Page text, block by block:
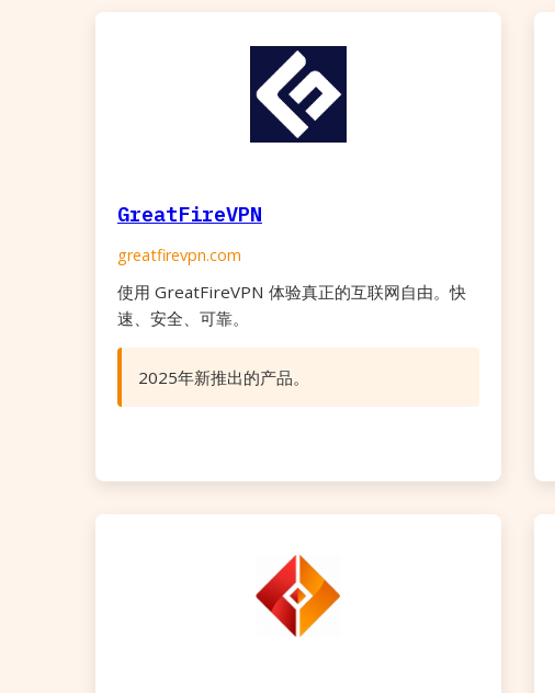
GreatFireVPN
greatfirevpn.com
使用 GreatFireVPN 体验真正的互联网自由。快
速、安全、可靠。
2025年新推出的产品。